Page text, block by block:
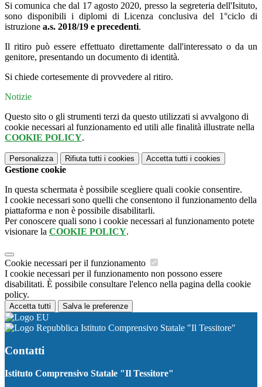
Si comunica che dal 17 agosto 2020, presso la segreteria dell'Isituto,
sono disponibili i diplomi di Licenza conclusiva del 1°ciclo di
istruzione a.s. 2018/19 e precedenti.
Il ritiro può essere effettuato direttamente dall'interessato o da un
genitore, presentando un documento di identità.
Si chiede cortesemente di provvedere al ritiro.
Notizie
Questo sito o gli strumenti terzi da questo utilizzati si avvalgono di
cookie necessari al funzionamento ed utili alle finalità illustrate nella
COOKIE POLICY.
Personalizza Rifiuta tutti i cookies Accetta tutti i cookies
Gestione cookie
In questa schermata è possibile scegliere quali cookie consentire.
I cookie necessari sono quelli che consentono il funzionamento della
piattaforma e non è possibile disabilitarli.
Per conoscere quali sono i cookie necessari al funzionamento potete
visionare la COOKIE POLICY.
Cookie necessari per il funzionamento
I cookie necessari per il funzionamento non possono essere
disabilitati. È possibile consultare l'elenco nella pagina della cookie
policy.
Accetta tutti Salva le preferenze
Istituto Comprensivo Statale "Il Tessitore"
Contatti
Istituto Comprensivo Statale "Il Tessitore"